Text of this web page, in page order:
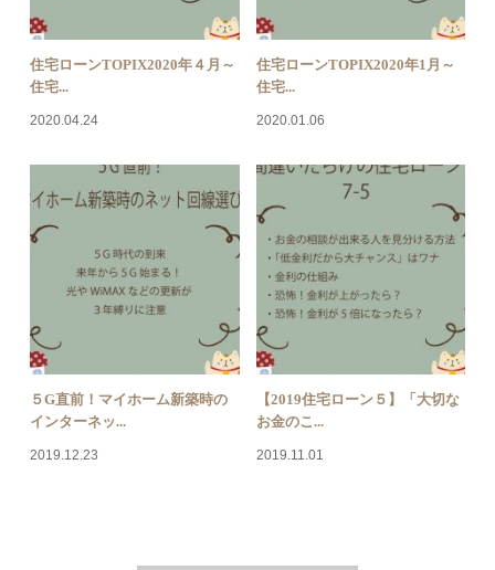
住宅ローンTOPIX2020年４月～
住宅...
2020.04.24
住宅ローンTOPIX2020年1月～
住宅...
2020.01.06
５G直前！マイホーム新築時の
インターネッ...
2019.12.23
【2019住宅ローン５】「大切な
お金のこ...
2019.11.01